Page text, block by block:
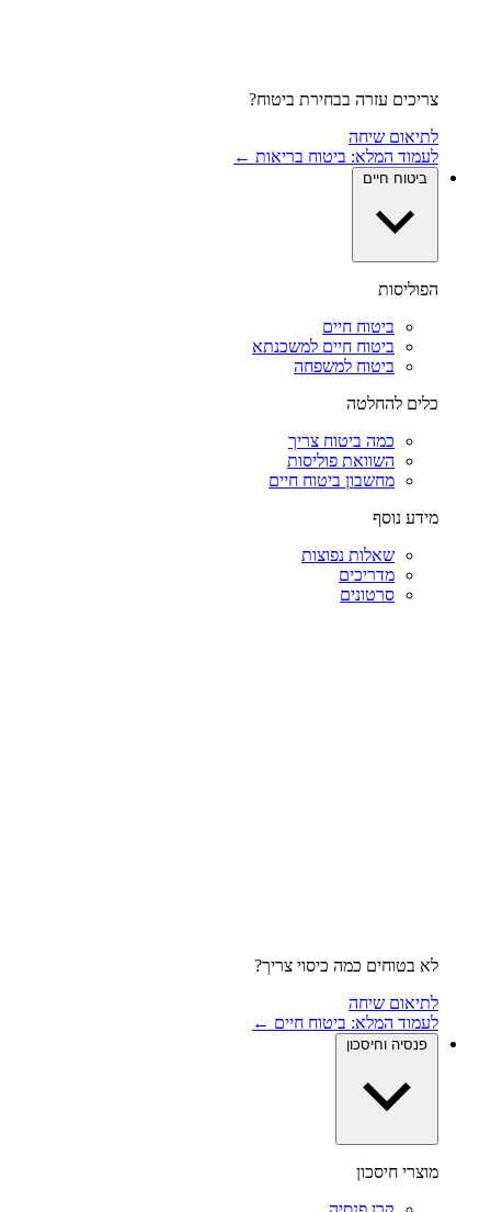
צריכים עזרה בבחירת ביטוח?
לתיאום שיחה
לעמוד המלא: ביטוח בריאות ←
ביטוח חיים
הפוליסות
ביטוח חיים
ביטוח חיים למשכנתא
ביטוח למשפחה
כלים להחלטה
כמה ביטוח צריך
השוואת פוליסות
מחשבון ביטוח חיים
מידע נוסף
שאלות נפוצות
מדריכים
סרטונים
לא בטוחים כמה כיסוי צריך?
לתיאום שיחה
לעמוד המלא: ביטוח חיים ←
פנסיה וחיסכון
מוצרי חיסכון